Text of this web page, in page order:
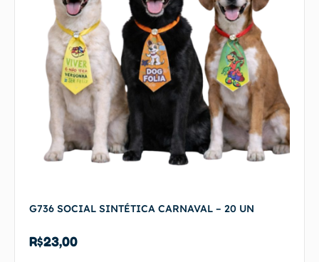
G736 SOCIAL SINTÉTICA CARNAVAL – 20 UN
R$23,00